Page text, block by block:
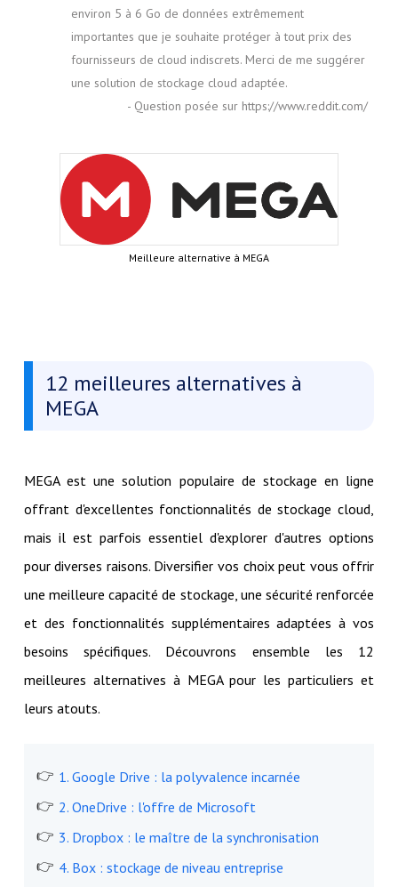
environ 5 à 6 Go de données extrêmement
importantes que je souhaite protéger à tout prix des
fournisseurs de cloud indiscrets. Merci de me suggérer
une solution de stockage cloud adaptée.
- Question posée sur https://www.reddit.com/
Meilleure alternative à MEGA
12 meilleures alternatives à
MEGA
MEGA est une solution populaire de stockage en ligne
offrant d'excellentes fonctionnalités de stockage cloud,
mais il est parfois essentiel d'explorer d'autres options
pour diverses raisons. Diversifier vos choix peut vous offrir
une meilleure capacité de stockage, une sécurité renforcée
et des fonctionnalités supplémentaires adaptées à vos
besoins spécifiques. Découvrons ensemble les 12
meilleures alternatives à MEGA pour les particuliers et
leurs atouts.
1. Google Drive : la polyvalence incarnée
2. OneDrive : l'offre de Microsoft
3. Dropbox : le maître de la synchronisation
4. Box : stockage de niveau entreprise